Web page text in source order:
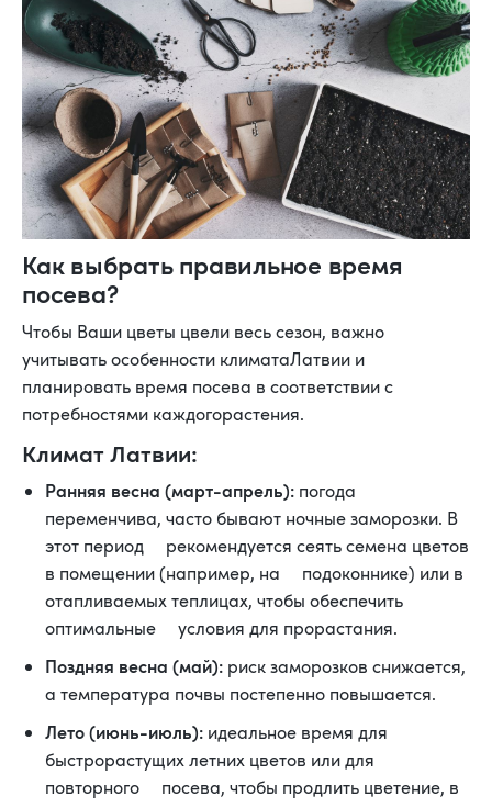
Как выбрать правильное время
посева?
Чтобы Ваши цветы цвели весь сезон, важно
учитывать особенности климатаЛатвии и
планировать время посева в соответствии с
потребностями каждогорастения.
Климат Латвии:
Ранняя весна (март-апрель): погода
переменчива, часто бывают ночные заморозки. В
этот период рекомендуется сеять семена цветов
в помещении (например, на подоконнике) или в
отапливаемых теплицах, чтобы обеспечить
оптимальные условия для прорастания.
Поздняя весна (май): риск заморозков снижается,
а температура почвы постепенно повышается.
Лето (июнь-июль): идеальное время для
быстрорастущих летних цветов или для
повторного посева, чтобы продлить цветение, в